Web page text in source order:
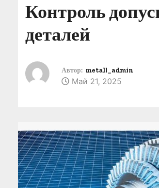
Контроль
деталей
Автор: metall_admin
Май 21, 2025